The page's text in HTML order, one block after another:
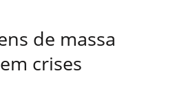
de massa
crises